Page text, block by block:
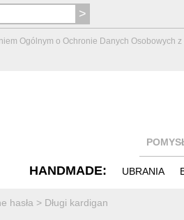
Ogólnym o Ochronie Danych Osobowych
HANDMADE: UBRANIA
hasła > Długi kardigan